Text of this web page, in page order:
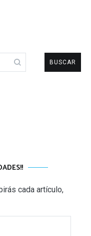
cada artículo,